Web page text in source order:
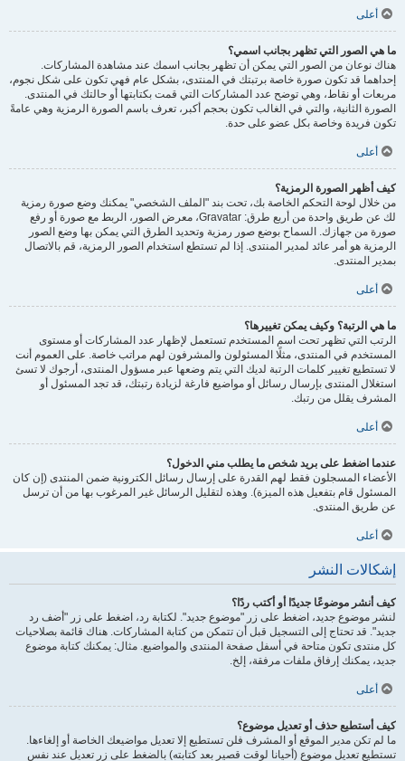
أعلى
ما هي الصور التي تظهر بجانب اسمي؟
هناك نوعان من الصور التي يمكن أن تظهر بجانب اسمك عند مشاهدة المشاركات.
إحداهما قد تكون صورة خاصة برتبتك في المنتدى، بشكل عام فهي تكون على شكل نجوم،
مربعات أو نقاط، وهي توضح عدد المشاركات التي قمت بكتابتها أو حالتك في المنتدى.
الصورة الثانية، والتي في الغالب تكون بحجم أكبر، تعرف باسم الصورة الرمزية وهي عامةً
تكون فريدة وخاصة بكل عضو على حدة.
أعلى
كيف أظهر الصورة الرمزية؟
من خلال لوحة التحكم الخاصة بك، تحت بند "الملف الشخصي" يمكنك وضع صورة رمزية
لك عن طريق واحدة من أربع طرق: Gravatar، معرض الصور، الربط مع صورة أو رفع
صورة من جهازك. السماح بوضع صور رمزية وتحديد الطرق التي يمكن بها وضع الصور
الرمزية هو أمر عائد لمدير المنتدى. إذا لم تستطع استخدام الصور الرمزية، قم بالاتصال
بمدير المنتدى.
أعلى
ما هي الرتبة؟ وكيف يمكن تغييرها؟
الرتب التي تظهر تحت اسم المستخدم تستعمل لإظهار عدد المشاركات أو مستوى
المستخدم في المنتدى، مثلًا المسئولون والمشرفون لهم مراتب خاصة. على العموم أنت
لا تستطيع تغيير كلمات الرتبة لديك التي يتم وضعها عبر مسؤول المنتدى، أرجوك لا تسئ
استغلال المنتدى بإرسال رسائل أو مواضيع فارغة لزيادة رتبتك، قد تجد المسئول أو
المشرف يقلل من رتبك.
أعلى
عندما اضغط على بريد شخص ما يطلب مني الدخول؟
الأعضاء المسجلون فقط لهم القدرة على إرسال رسائل الكترونية ضمن المنتدى (إن كان
المسئول قام بتفعيل هذه الميزة). وهذه لتقليل الرسائل غير المرغوب بها من أن ترسل
عن طريق المنتدى.
أعلى
إشكالات النشر
كيف أنشر موضوعًا جديدًا أو أكتب ردًا؟
لنشر موضوع جديد، اضغط على زر "موضوع جديد". لكتابة رد، اضغط على زر "أضف رد
جديد". قد تحتاج إلى التسجيل قبل أن تتمكن من كتابة المشاركات. هناك قائمة بصلاحيات
كل منتدى تكون متاحة في أسفل صفحة المنتدى والمواضيع. مثال: يمكنك كتابة موضوع
جديد، يمكنك إرفاق ملفات مرفقة، إلخ.
أعلى
كيف أستطيع حذف أو تعديل موضوع؟
ما لم تكن مدير الموقع أو المشرف فلن تستطيع إلا تعديل مواضيعك الخاصة أو إلغاءها.
تستطيع تعديل موضوع (أحيانا لوقت قصير بعد كتابته) بالضغط على زر تعديل عند نفس